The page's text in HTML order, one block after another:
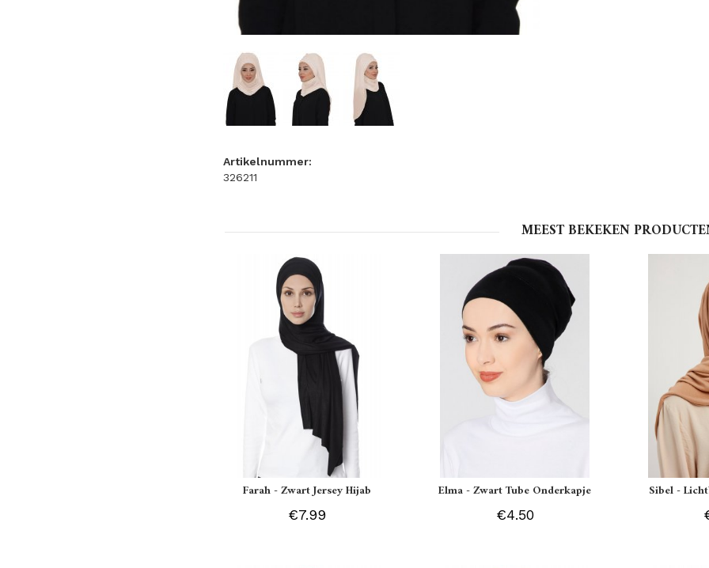
Artikelnummer:
326211
MEEST BEKEKEN
Farah - Zwart Jersey Hijab
€7.99
Elma - Zwart Tube Onderkapje
€4.50
Sibel -